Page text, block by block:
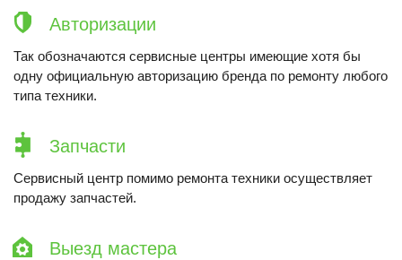
Авторизации
Так обозначаются сервисные центры имеющие хотя бы
одну официальную авторизацию бренда по ремонту любого
типа техники.
Запчасти
Сервисный центр помимо ремонта техники осуществляет
продажу запчастей.
Выезд мастера